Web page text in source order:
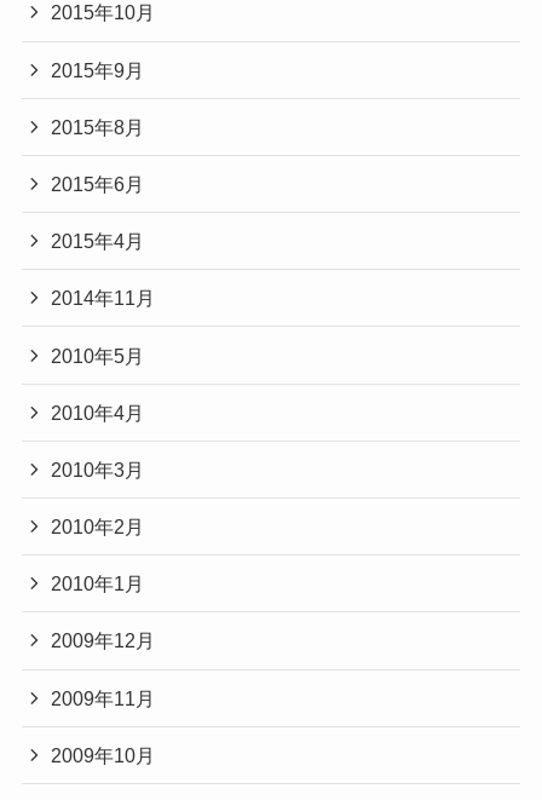
2015年10月
2015年9月
2015年8月
2015年6月
2015年4月
2014年11月
2010年5月
2010年4月
2010年3月
2010年2月
2010年1月
2009年12月
2009年11月
2009年10月